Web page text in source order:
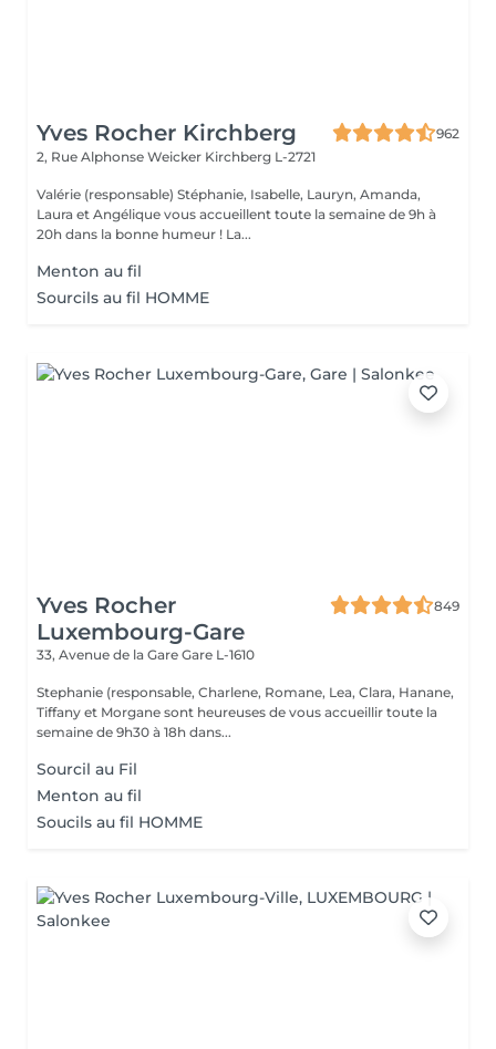
Yves Rocher Kirchberg
962
2, Rue Alphonse Weicker Kirchberg L-2721
Valérie (responsable) Stéphanie, Isabelle, Lauryn, Amanda,
Laura et Angélique vous accueillent toute la semaine de 9h à
20h dans la bonne humeur ! La...
Menton au fil
Sourcils au fil HOMME
Yves Rocher
Luxembourg-Gare
849
33, Avenue de la Gare Gare L-1610
Stephanie (responsable, Charlene, Romane, Lea, Clara, Hanane,
Tiffany et Morgane sont heureuses de vous accueillir toute la
semaine de 9h30 à 18h dans...
Sourcil au Fil
Menton au fil
Soucils au fil HOMME